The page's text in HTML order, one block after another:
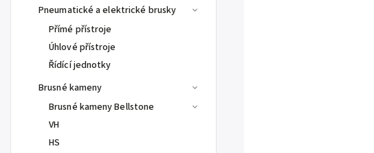
Pneumatické a elektrické brusky
Přímé přístroje
Úhlové přístroje
Řídící jednotky
Brusné kameny
Brusné kameny Bellstone
VH
HS